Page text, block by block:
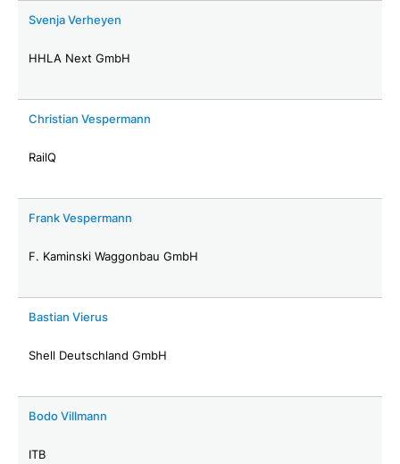
Svenja Verheyen
HHLA Next GmbH
Christian Vespermann
RailQ
Frank Vespermann
F. Kaminski Waggonbau GmbH
Bastian Vierus
Shell Deutschland GmbH
Bodo Villmann
ITB